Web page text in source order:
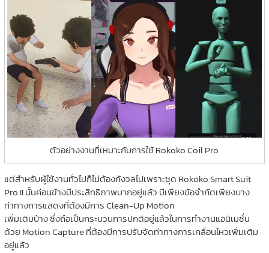
ตัวอย่างงานที่เหมาะกับการใช้ Rokoko Coil Pro
แต่สำหรับผู้ใช้งานทั่วไปก็ไม่ต้องกังวลไปเพราะชุด Rokoko Smart Suit
Pro II นั้นค่อนข้างมีประสิทธิภาพมากอยู่แล้ว มีเพียงข้อจำกัดเพียงบาง
ท่าทางการแสดงที่ต้องมีการ Clean-Up Motion
เพิ่มเติมบ้าง ซึ่งถือเป็นกระบวนการปกติอยู่แล้วในการทำงานแอนิเมชั่น
ด้วย Motion Capture ที่ต้องมีการปรับจัดท่าทางการเคลื่อนไหวเพิ่มเติม
อยู่แล้ว